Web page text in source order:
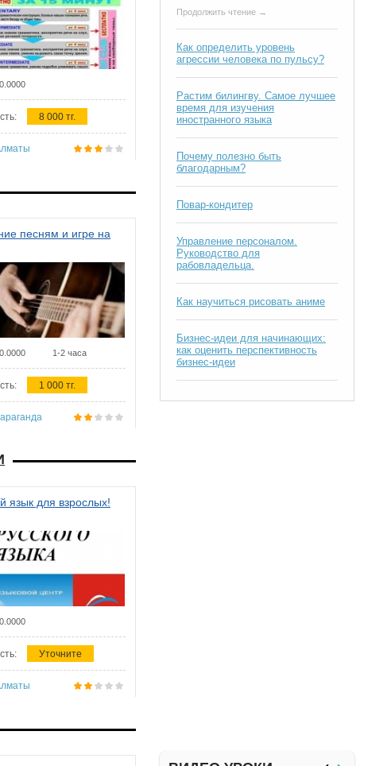
8 000 тг.
песням и игре на
1-2 часа
1 000 тг.
язык для взрослых!
Уточните
Продолжить чтение →
Как определить уровень
агрессии человека по пульсу?
Растим билингву. Самое лучшее
время для изучения
иностранного языка
Почему полезно быть
благодарным?
Повар-кондитер
Управление персоналом.
Руководство для
рабовладельца.
Как научиться рисовать аниме
Бизнес-идеи для начинающих:
как оценить перспективность
бизнес-идеи